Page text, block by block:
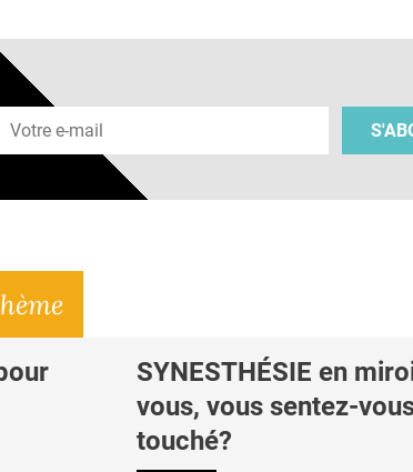
Adresse e-mail
SYNESTHÉSIE en
vous, vous sentez-
touché?